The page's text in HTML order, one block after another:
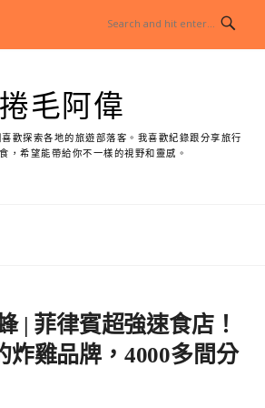
捲毛阿偉
歡探索各地的旅遊部落客。我喜歡紀錄跟分享旅行
，希望能帶給你不一樣的視野和靈感。
| 菲律賓超強速食店！
炸雞品牌，4000多間分